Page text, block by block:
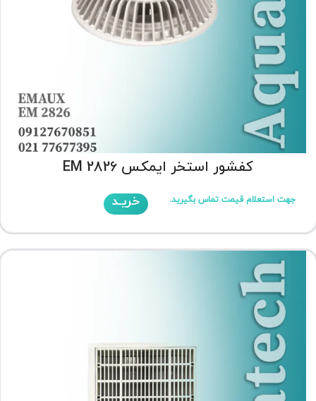
کفشور استخر ایمکس EM 2826
جهت استعلام قیمت تماس بگیرید. خریـد